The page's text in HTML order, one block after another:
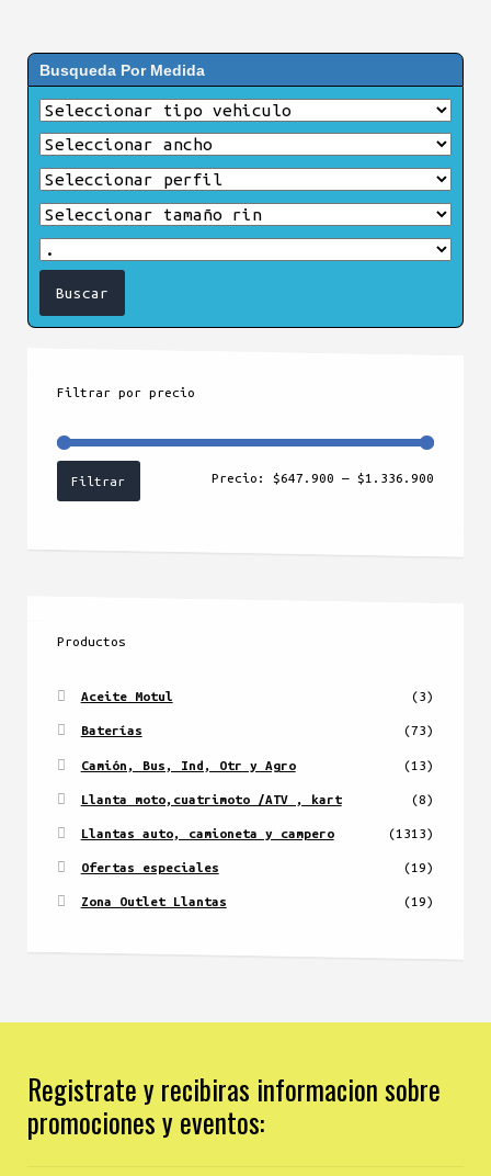
Busqueda Por Medida
Filtrar por precio
Precio
Precio
Filtrar Precio: $647.900 — $1.336.900
Productos
Aceite Motul (3)
Baterías (73)
Camión, Bus, Ind, Otr y Agro (13)
Llanta moto,cuatrimoto /ATV , kart (8)
Llantas auto, camioneta y campero (1313)
Ofertas especiales (19)
Zona Outlet Llantas (19)
Registrate y recibiras informacion sobre
promociones y eventos: